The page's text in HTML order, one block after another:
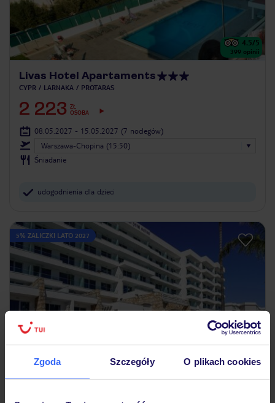
Zgoda Szczegóły O plikach cookies
4.5/5
399 opinii
Livas Hotel Apartaments
CYPR LARNAKA PROTARAS
2 223 ZŁ
OSOBA
08.05.2027 - 15.05.2027 (7 noclegów)
Warszawa-Chopina (15:50)
Śniadanie
udogodnienia dla dzieci
5% ZALICZKI LATO 2027
4.2/5